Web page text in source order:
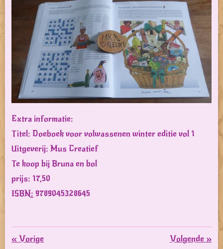
Extra informatie:
Titel: Doeboek voor volwassenen winter editie vol 1
Uitgeverij: Mus Creatief
Te koop bij Bruna en bol
prijs: 17,50
ISBN: 9789045328645
«Vorige Volgende »